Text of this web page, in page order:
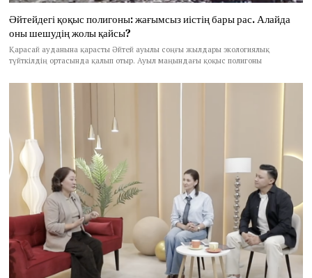
Әйтейдегі қоқыс полигоны: жағымсыз иістің бары рас. Алайда
оны шешудің жолы қайсы?
Қарасай ауданына қарасты Әйтей ауылы соңғы жылдары экологиялық
түйткілдің ортасында қалып отыр. Ауыл маңындағы қоқыс полигоны